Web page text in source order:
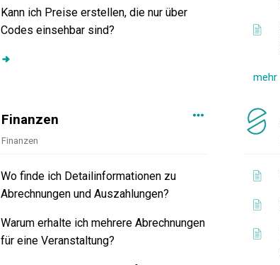
Kann ich Preise erstellen, die nur über
Codes einsehbar sind?
mehr
Finanzen
Finanzen
Wo finde ich Detailinformationen zu
Abrechnungen und Auszahlungen?
Warum erhalte ich mehrere Abrechnungen
für eine Veranstaltung?